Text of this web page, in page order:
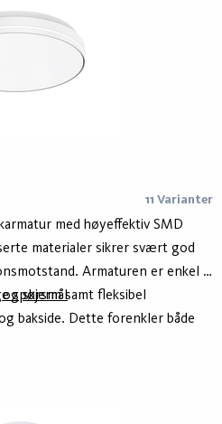
11 Varianter
med høyeffektiv SMD
materialer sikrer svært god
Armaturen er enkel å
skjerm samt fleksibel
bakside. Dette forenkler både
spørsmål